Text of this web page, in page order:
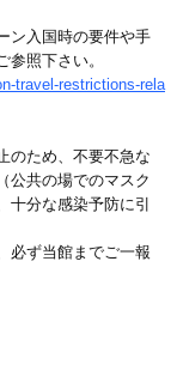
ン入国時の要件や手
照下さい。
travel-restrictions-rela
のため、不要不急な
公共の場でのマスク
分な感染予防に引
必ず当館までご一報